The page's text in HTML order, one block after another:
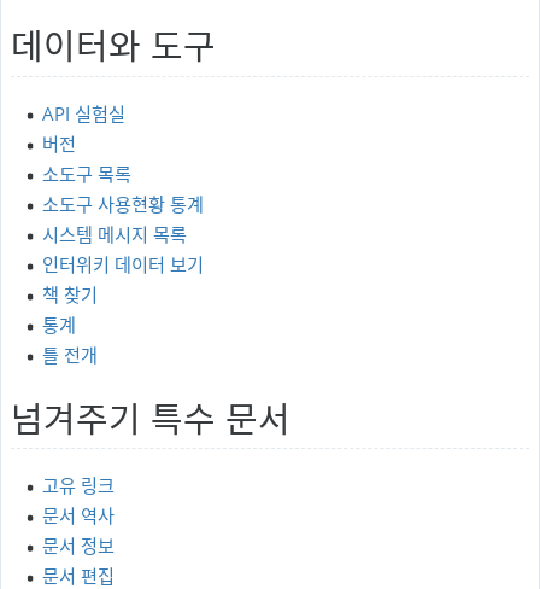
데이터와 도구
API 실험실
버전
소도구 목록
소도구 사용현황 통계
시스템 메시지 목록
인터위키 데이터 보기
책 찾기
통계
틀 전개
넘겨주기 특수 문서
고유 링크
문서 역사
문서 정보
문서 편집